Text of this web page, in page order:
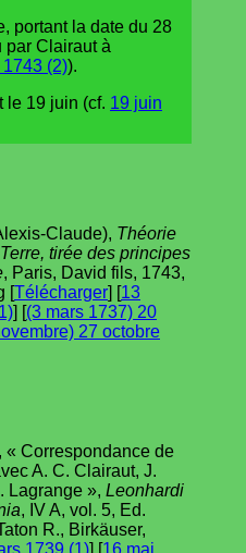
portant la date du 28
par Clairaut à
(2)).
le 19 juin (cf. 19 juin
Claude), Théorie
tirée des principes
, Paris, David fils, 1743,
[Télécharger] [13
] [(3 mars 1737) 20
27 octobre
« Correspondance de
A. C. Clairaut, J.
Lagrange », Leonhardi
, IV A, vol. 5, Ed.
R., Birkäuser,
1739 (1)] [16 mai